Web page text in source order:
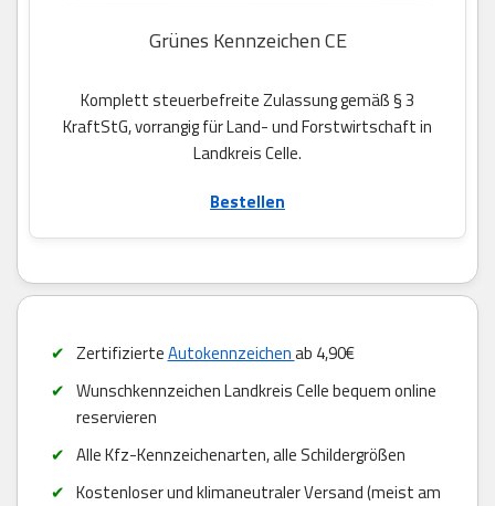
Grünes Kennzeichen CE
Komplett steuerbefreite Zulassung gemäß § 3
KraftStG, vorrangig für Land- und Forstwirtschaft in
Landkreis Celle.
Bestellen
ZertifizierteAutokennzeichenab 4,90€
Wunschkennzeichen Landkreis Celle bequem online
reservieren
Alle Kfz-Kennzeichenarten, alle Schildergrößen
Kostenloser und klimaneutraler Versand (meist am